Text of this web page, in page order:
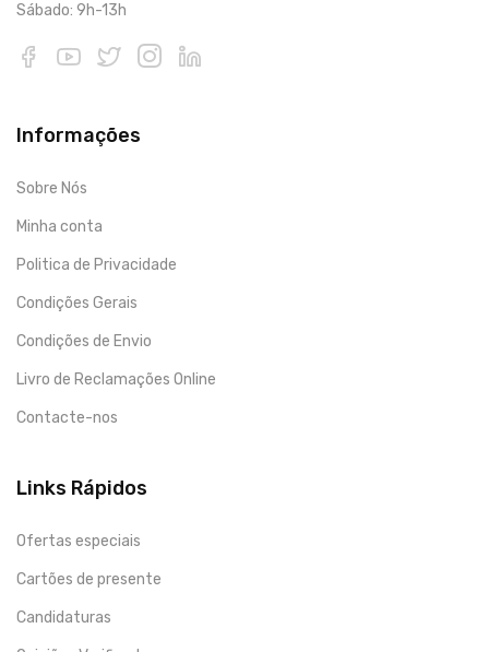
Sábado: 9h-13h
Informações
Sobre Nós
Minha conta
Politica de Privacidade
Condições Gerais
Condições de Envio
Livro de Reclamações Online
Contacte-nos
Links Rápidos
Ofertas especiais
Cartões de presente
Candidaturas